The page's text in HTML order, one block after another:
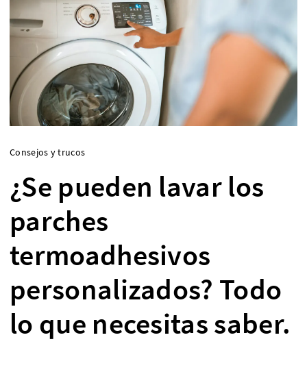
Consejos y trucos
¿Se pueden lavar los
parches
termoadhesivos
personalizados? Todo
lo que necesitas saber.